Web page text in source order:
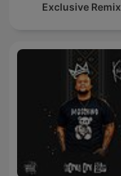
Exclusive Remix